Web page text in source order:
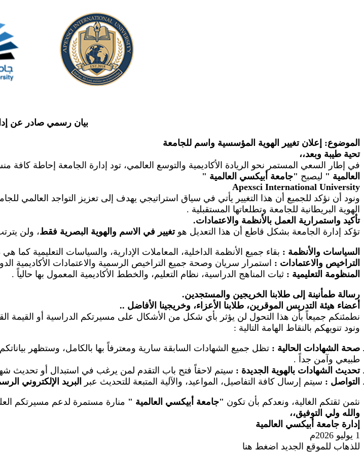
بيان رسمي صادر عن
الموضوع: إعلان تغيير الهوية المؤسسية واسم للجامعة
تحية طيبة وبعد،،
في إطار السعي المستمر نحو الريادة الأكاديمية والتوسع العالمي، تود إدارة الجامعة إحاطة
العالمية " ليصبح "جامعة أبيكسي العالمية "
International University
Apexsci
ونود أن نؤكد للجميع أن هذا التغيير يأتي في سياق استراتيجي يهدف إلى تعزيز التواجد العالمي
الهوية البريطانية للجامعة وتطلعاتها المستقبلية .
تأكيد واستمرارية العمل بالأنظمة والاعتمادات.
تؤكد إدارة الجامعة بشكل قاطع أن هذا التعديل هوتغيير في الاسم والهوية البصرية فقط، ولن
السياسات والأنظمة : بقاء جميع الأنظمة الداخلية، المعاملات الإدارية، والسياسات التعليمية كما
التراخيص والاعتمادات : استمرار سريان وصحة جميع التراخيص الرسمية والاعتمادات الأكاديمية
المنظومة التعليمية : ثبات المناهج الدراسية، نظام التعليم، والخطط الأكاديمية المعمول بها حالياً .
رسالة طمأنينة إلى طلابنا الخريجين والمستجدين.
أعضاء هيئة التدريس الموقرين، طلابنا الأعزاء، وخريجينا الأفاضل ..
نطمئنكم جميعاً بأن هذا التحول لن يؤثر بأي شكل من الأشكال على مسيرتكم الدراسية أو القيمة
ونود تنويهكم بالنقاط الهامة التالية :
صحة الشهادات الحالية : تظل جميع الشهادات السابقة سارية ومعترفاً بها بالكامل، وستظهر
طبيعي وآمن جداً .
تحديث الشهادات بالهوية الجديدة : سيتم لاحقاً فتح باب التقدم لمن يرغب في استبدال أو تحديث
التواصل : سيتم إرسال كافة التفاصيل، المواعيد، والآلية المتبعة للتحديث عبر البريد الإلكتروني
نثمن ثقتكم الغالية، ونعدكم بأن تكون "جامعة أبيكسي العالمية " منارة مستمرة لدعم مسيرتكم
والله ولي التوفيق،،
إدارة جامعة أبيكسي العالمية
1 يوليو 2026م
للذهاب للموقع الجديد اضغط هنا